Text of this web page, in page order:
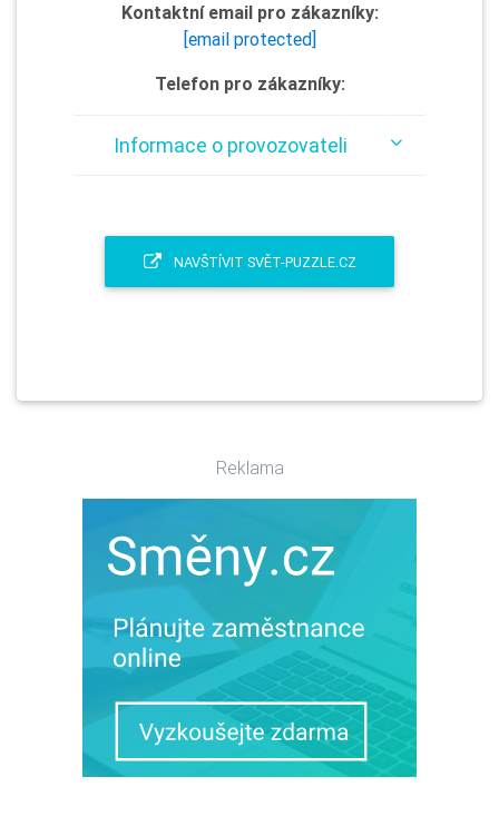
Kontaktní email pro zákazníky:
[email protected]
Telefon pro zákazníky:
Informace o provozovateli
NAVŠTÍVIT SVĚT-PUZZLE.CZ
Reklama